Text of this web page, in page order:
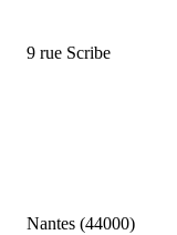
9 rue Scribe
Nantes (44000)